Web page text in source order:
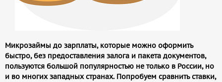
Микрозаймы до зарплаты, которые можно оформить
быстро, без предоставления залога и пакета документов,
пользуются большой популярностью не только в России, но
и во многих западных странах. Попробуем сравнить ставки,